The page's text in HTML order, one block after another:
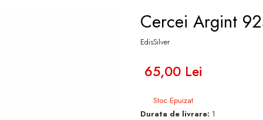
Cercei Argint
EdisSilver
65,00 Lei
Stoc Epuizat
Durata de livrare: 1